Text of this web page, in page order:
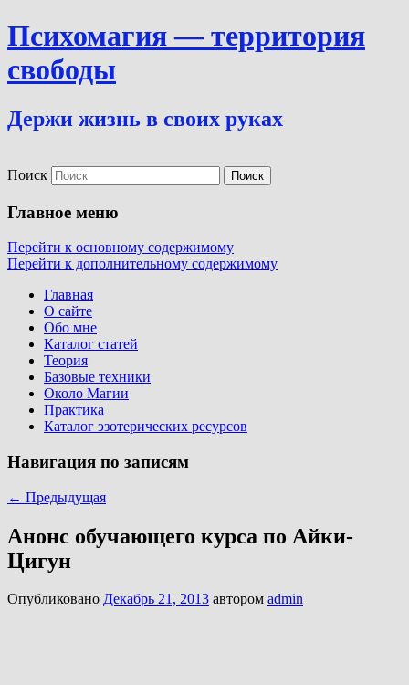
Психомагия — территория
свободы
Держи жизнь в своих руках
Поиск
Главное меню
Перейти к основному содержимому
Перейти к дополнительному содержимому
Главная
О сайте
Обо мне
Каталог статей
Теория
Базовые техники
Около Магии
Практика
Каталог эзотерических ресурсов
Навигация по записям
← Предыдущая
Анонс обучающего курса по Айки-
Цигун
Опубликовано Декабрь 21, 2013 автором admin